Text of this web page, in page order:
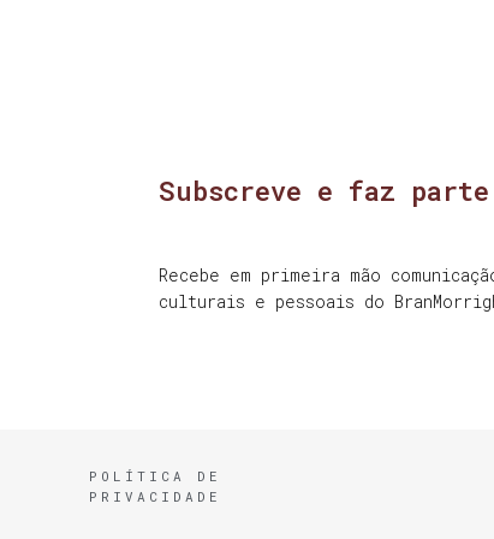
Subscreve e faz parte
Recebe em primeira mão
culturais e pessoais do
POLÍTICA DE
PRIVACIDADE